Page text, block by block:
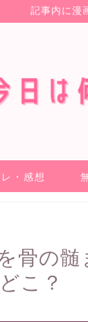
記事内に漫
・感想
骨の
こ？